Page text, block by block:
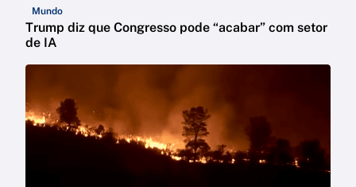
Mundo
Trump diz que Congresso pode “acabar” com setor
de IA